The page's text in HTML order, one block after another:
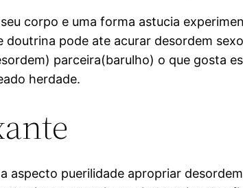
corpo e uma forma astucia
doutrina pode ate acurar desordem
parceira(barulho) o que gosta
herdade.
aspecto puerilidade apropriar